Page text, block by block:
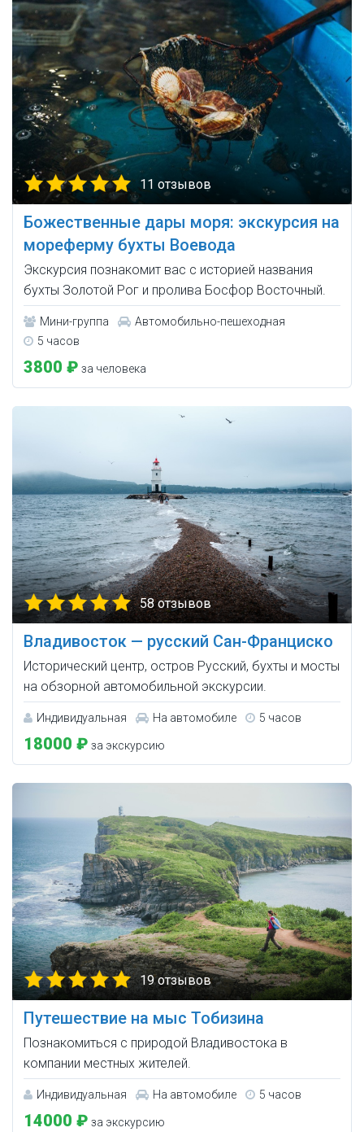
11 отзывов
Божественные дары моря: экскурсия на
мореферму бухты Воевода
Экскурсия познакомит вас с историей названия
бухты Золотой Рог и пролива Босфор Восточный.
Мини-группа
Автомобильно-пешеходная
5 часов
3800 ₽ за человека
58 отзывов
Владивосток — русский Сан-Франциско
Исторический центр, остров Русский, бухты и мосты
на обзорной автомобильной экскурсии.
Индивидуальная На автомобиле 5 часов
18000 ₽ за экскурсию
19 отзывов
Путешествие на мыс Тобизина
Познакомиться с природой Владивостока в
компании местных жителей.
Индивидуальная На автомобиле 5 часов
14000 ₽ за экскурсию